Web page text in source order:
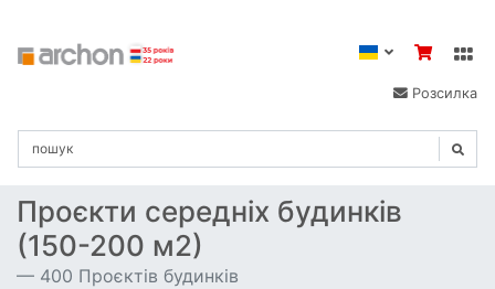
Розсилка
Проєкти середніх будинків
(150-200 м2)
400 Проєктів будинків